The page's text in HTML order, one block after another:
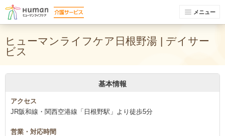
メニュー
ヒューマンライフケア日根野湯 | デイサー
ビス
基本情報
アクセス
JR阪和線・関西空港線「日根野駅」より徒歩5分
営業・対応時間